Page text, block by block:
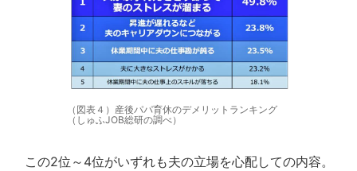
（図表４）産後パパ育休のデメリットランキング
（しゅふJOB総研の調べ）
この2位～4位がいずれも夫の立場を心配しての内容。